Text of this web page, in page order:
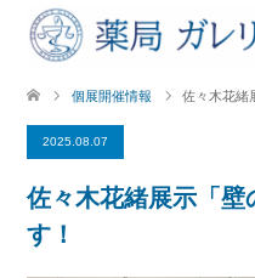
個展開催情報 佐々木花緒
2025.08.07
佐々木花緒展示「壁
す！